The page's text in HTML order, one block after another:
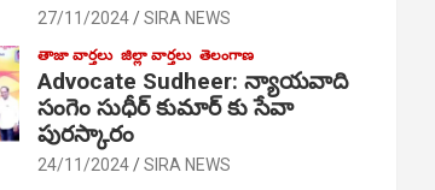
27/11/2024 SIRA NEWS
తాజా వార్తలు జిల్లా వార్తలు తెలంగాణ
Advocate Sudheer: న్యాయవాది
సంగెం సుధీర్ కుమార్ కు సేవా
పురస్కారం
24/11/2024 SIRA NEWS